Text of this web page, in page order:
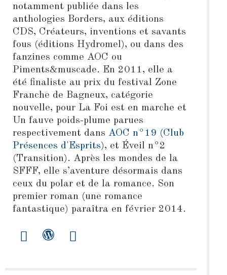
notamment publiée dans les
anthologies Borders, aux éditions
CDS, Créateurs, inventions et savants
fous (éditions Hydromel), ou dans des
fanzines comme AOC ou
Piments&muscade. En 2011, elle a
été finaliste au prix du festival Zone
Franche de Bagneux, catégorie
nouvelle, pour La Foi est en marche et
Un fauve poids-plume parues
respectivement dans AOC n°19 (Club
Présences d'Esprits), et Éveil n°2
(Transition). Après les mondes de la
SFFF, elle s’aventure désormais dans
ceux du polar et de la romance. Son
premier roman (une romance
fantastique) paraîtra en février 2014.